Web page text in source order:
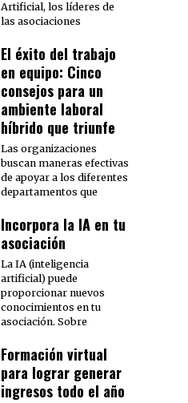
Artificial, los líderes de
las asociaciones
El éxito del trabajo
en equipo: Cinco
consejos para un
ambiente laboral
híbrido que triunfe
Las organizaciones
buscan maneras efectivas
de apoyar a los diferentes
departamentos que
Incorpora la IA en tu
asociación
La IA (inteligencia
artificial) puede
proporcionar nuevos
conocimientos en tu
asociación. Sobre
Formación virtual
para lograr generar
ingresos todo el año